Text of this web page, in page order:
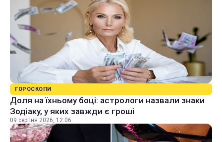
ГОРОСКОПИ
Доля на їхньому боці: астрологи назвали знаки
Зодіаку, у яких завжди є гроші
09 серпня 2026, 12:06